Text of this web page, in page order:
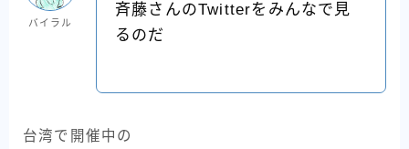
バイラル
斉藤さんのTwitterをみんなで見
るのだ
台湾で開催中の